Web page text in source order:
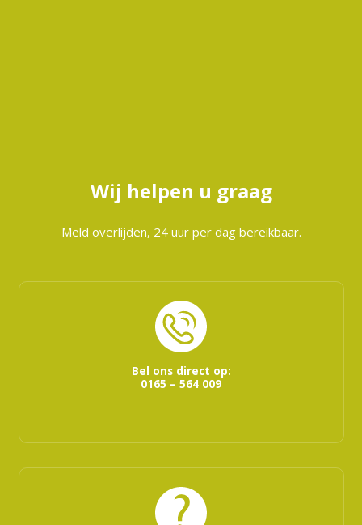
Wij helpen u graag
Meld overlijden, 24 uur per dag bereikbaar.
Bel ons direct op:
0165 – 564 009